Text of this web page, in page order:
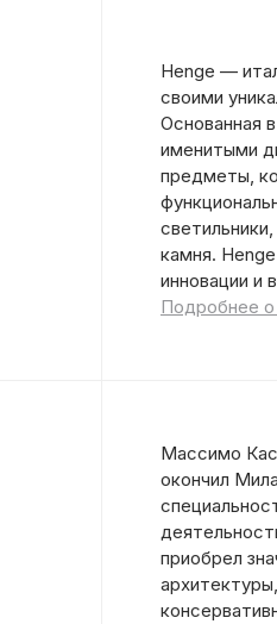
Henge —
своими
Основанная
именитыми
предметы,
камня.
инновации и
Подробнее о
Массимо
окончил
приобрел